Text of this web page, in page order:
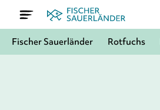
Fischer Sauerländer Rotfuchs